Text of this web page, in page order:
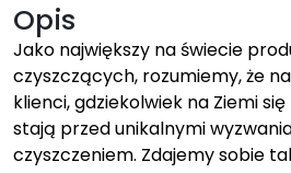
Opis
Jako największy na świecie
czyszczących, rozumiemy, że
klienci, gdziekolwiek na Ziemi
stają przed unikalnymi
czyszczeniem. Zdajemy sobie